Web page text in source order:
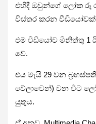
එහිදී ඔවුන්ගේ ලෝක රූ
විස්තර කරන වීඩියෝවක්
එම වීඩියෝව මිනිත්තු 1
වේ.
එය මැයි 29 වන
වේලාවෙන්) වන විට
යුතුය.